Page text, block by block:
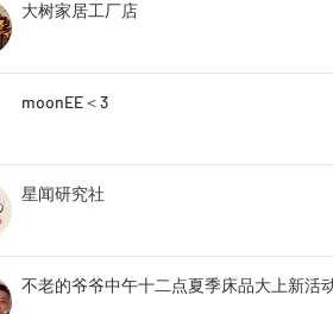
大树家居工厂店
moonEE＜3
星闻研究社
不老的爷爷中午十二点夏季床品大上新活